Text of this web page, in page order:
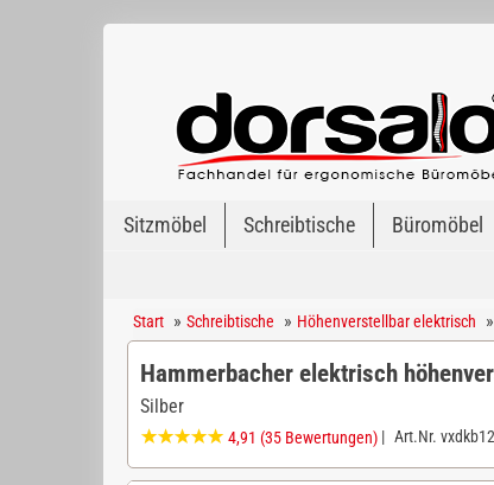
Sitzmöbel Schreibtische Büromöbel
Start » Schreibtische » Höhenverstellbar elektrisch »
Hammerbacher elektrisch
Silber
4,91 (35 Bewertungen) | Art.Nr.